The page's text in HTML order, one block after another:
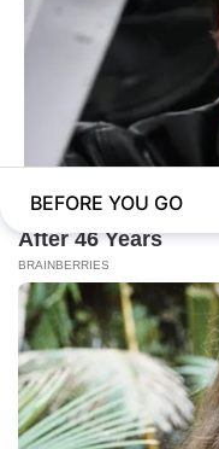
Meet The 6 Legendary
Criminals
BEFORE YOU GO